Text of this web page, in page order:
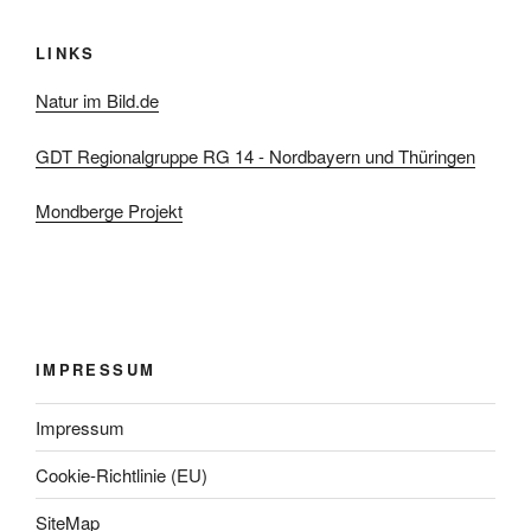
LINKS
Natur im Bild.de
GDT Regionalgruppe RG 14 - Nordbayern und Thüringen
Mondberge Projekt
IMPRESSUM
Impressum
Cookie-Richtlinie (EU)
SiteMap